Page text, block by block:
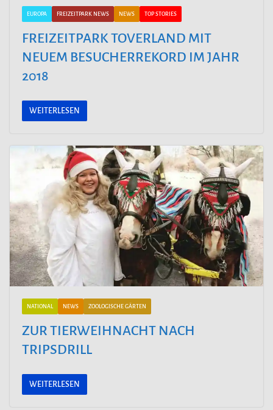
EUROPA FREIZEITPARK NEWS NEWS TOP STORIES
FREIZEITPARK TOVERLAND MIT
NEUEM BESUCHERREKORD IM JAHR
2018
WEITERLESEN
NATIONAL NEWS ZOOLOGISCHE GÄRTEN
ZUR TIERWEIHNACHT NACH
TRIPSDRILL
WEITERLESEN